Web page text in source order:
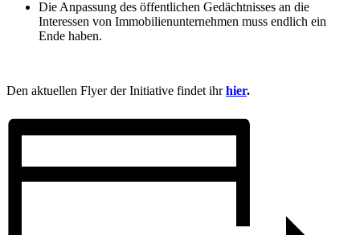
Die Anpassung des öffentlichen Gedächtnisses an die
Interessen von Immobilienunternehmen muss endlich ein
Ende haben.
Den aktuellen Flyer der Initiative findet ihrhier.